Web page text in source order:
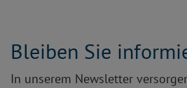
Bleiben Sie
In unserem Newsletter